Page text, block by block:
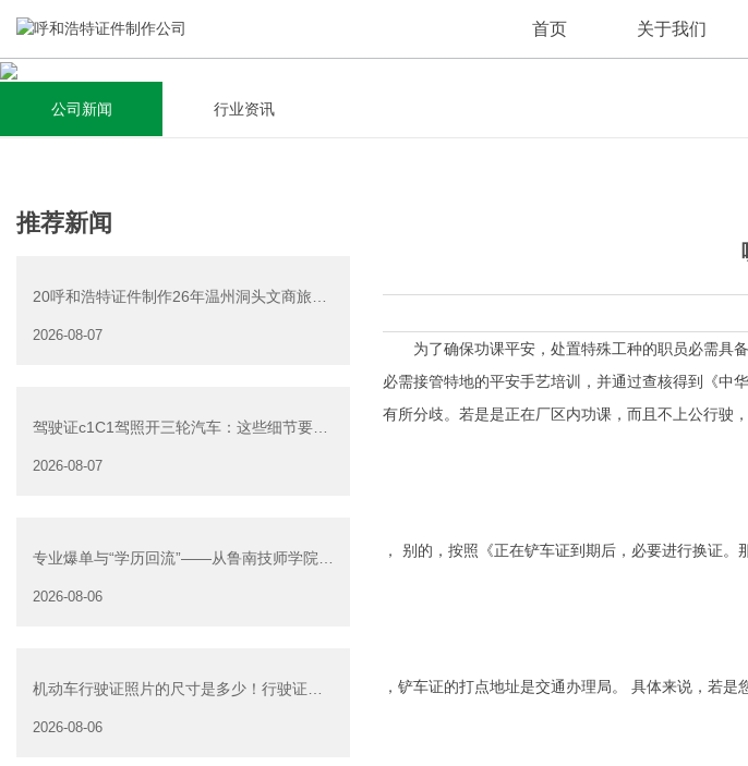
首页 关于我们
关于我们
集研发，设计，制造，安装于一体，多元化的定制需求，为上
千家企业提供过专业定制服务！
查看详情
新闻资讯
全自动流水线规模化生产，准时按期交货，年生产能力超过
40W万方米以上，拥有遍布全国的商务合作伙伴和较为完善的
查看详情
公司新闻 行业资讯
推荐新闻
20呼和浩特证件制作26年温州洞头文商旅游
2026-08-07
驾驶证c1C1驾照开三轮汽车：这些细节要注
2026-08-07
专业爆单与“学历回流”——从鲁南技师学院透
2026-08-06
机动车行驶证照片的尺寸是多少！行驶证照
2026-08-06
为了确保功课平安，处置特殊工种的职员必需具备
必需接管特地的平安手艺培训，并通过查核得到《中
有所分歧。若是是正在厂区内功课，而且不上公行驶
， 别的，按照《正在铲车证到期后，必要进行换证
，铲车证的打点地址是交通办理局。 具体来说，若